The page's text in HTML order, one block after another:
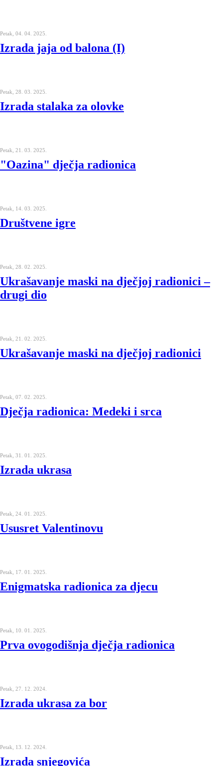
Petak, 04. 04. 2025.
Izrada jaja od balona (I)
Petak, 28. 03. 2025.
Izrada stalaka za olovke
Petak, 21. 03. 2025.
"Oazina" dječja radionica
Petak, 14. 03. 2025.
Društvene igre
Petak, 28. 02. 2025.
Ukrašavanje maski na dječjoj radionici –
drugi dio
Petak, 21. 02. 2025.
Ukrašavanje maski na dječjoj radionici
Petak, 07. 02. 2025.
Dječja radionica: Medeki i srca
Petak, 31. 01. 2025.
Izrada ukrasa
Petak, 24. 01. 2025.
Ususret Valentinovu
Petak, 17. 01. 2025.
Enigmatska radionica za djecu
Petak, 10. 01. 2025.
Prva ovogodišnja dječja radionica
Petak, 27. 12. 2024.
Izrada ukrasa za bor
Petak, 13. 12. 2024.
Izrada snjegovića